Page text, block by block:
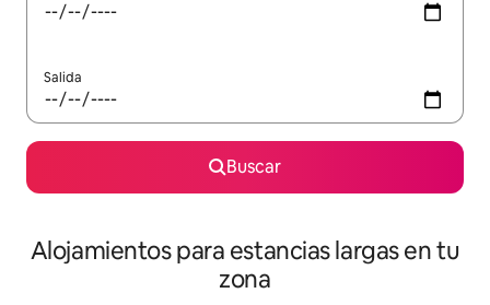
Salida
Buscar
Alojamientos para estancias largas en tu
zona